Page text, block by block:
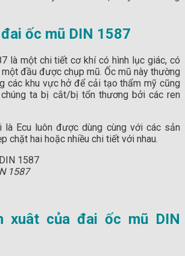
ốc mũ DIN 1587
là một chi tiết cơ khí có hình lục giác, có
đầu được chụp mũ. Ốc mũ này thường
các khu vực hở để cải tạo thẩm mỹ cũng
ta bị cắt/bị tổn thương bởi các ren
Ecu luôn được dùng cùng với các sản
chặt hai hoặc nhiều chi tiết với nhau.
1587
xuât của đai ốc mũ DIN